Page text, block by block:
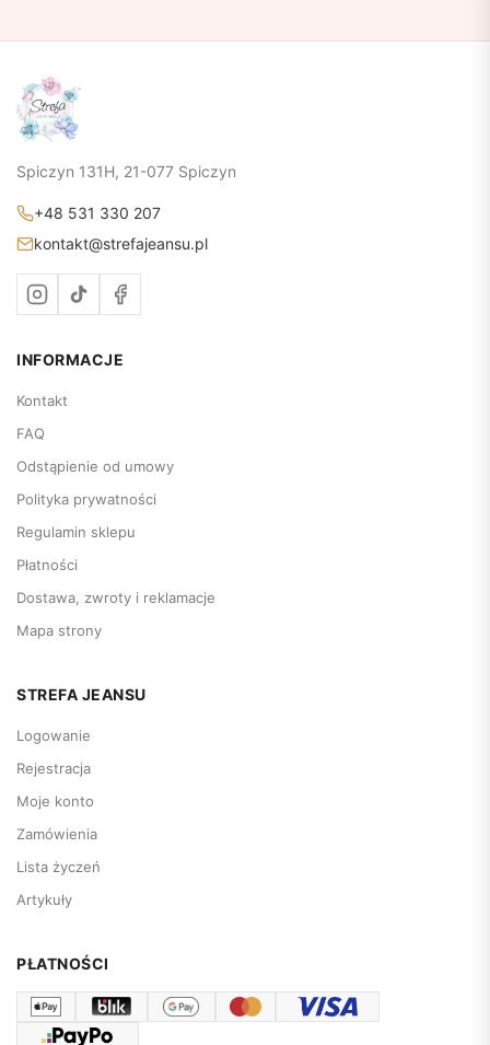
Spiczyn 131H, 21-077 Spiczyn
+48 531 330 207
kontakt@strefajeansu.pl
INFORMACJE
Kontakt
FAQ
Odstąpienie od umowy
Polityka prywatności
Regulamin sklepu
Płatności
Dostawa, zwroty i reklamacje
Mapa strony
STREFA JEANSU
Logowanie
Rejestracja
Moje konto
Zamówienia
Lista życzeń
Artykuły
PŁATNOŚCI